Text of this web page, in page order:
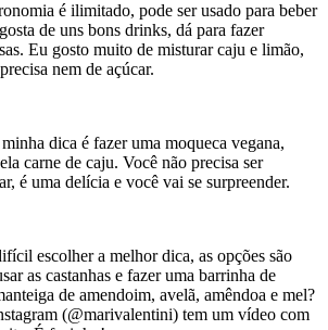
é ilimitado, pode ser usado para beber
de uns bons drinks, dá para fazer
Eu gosto muito de misturar caju e limão,
nem de açúcar.
dica é fazer uma moqueca vegana,
carne de caju. Você não precisa ser
é uma delícia e você vai se surpreender.
escolher a melhor dica, as opções são
as castanhas e fazer uma barrinha de
de amendoim, avelã, amêndoa e mel?
(@marivalentini) tem um vídeo com